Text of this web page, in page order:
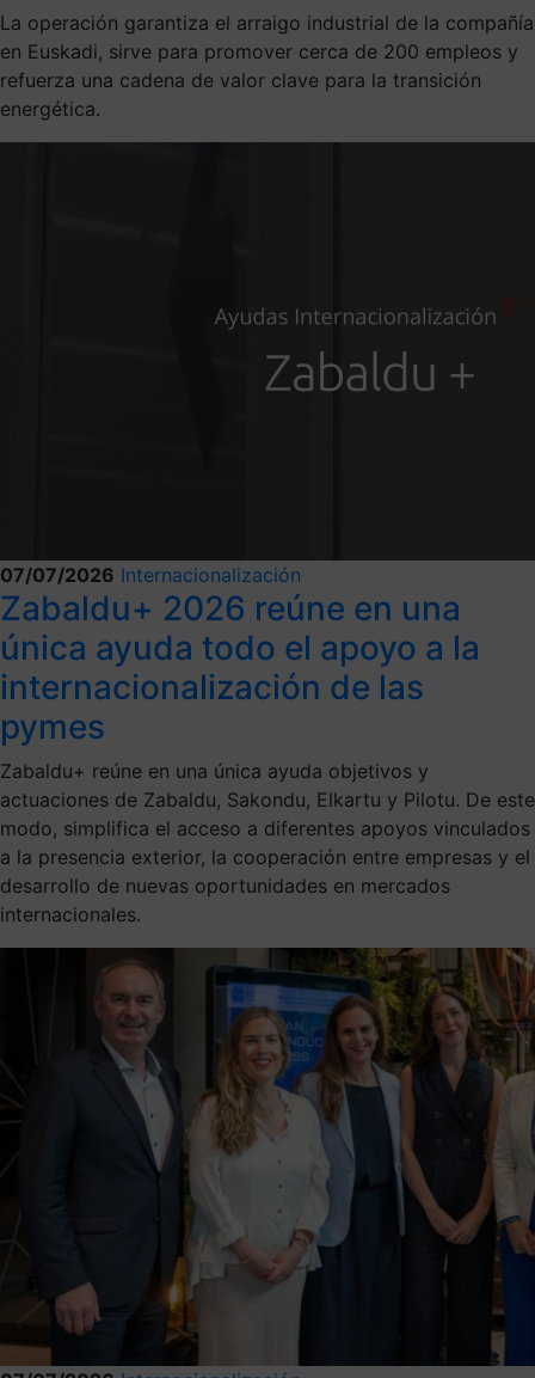
La operación garantiza el arraigo industrial de la compañía
en Euskadi, sirve para promover cerca de 200 empleos y
refuerza una cadena de valor clave para la transición
energética.
07/07/2026 Internacionalización
Zabaldu+ 2026 reúne en una
única ayuda todo el apoyo a la
internacionalización de las
pymes
Zabaldu+ reúne en una única ayuda objetivos y
actuaciones de Zabaldu, Sakondu, Elkartu y Pilotu. De este
modo, simplifica el acceso a diferentes apoyos vinculados
a la presencia exterior, la cooperación entre empresas y el
desarrollo de nuevas oportunidades en mercados
internacionales.